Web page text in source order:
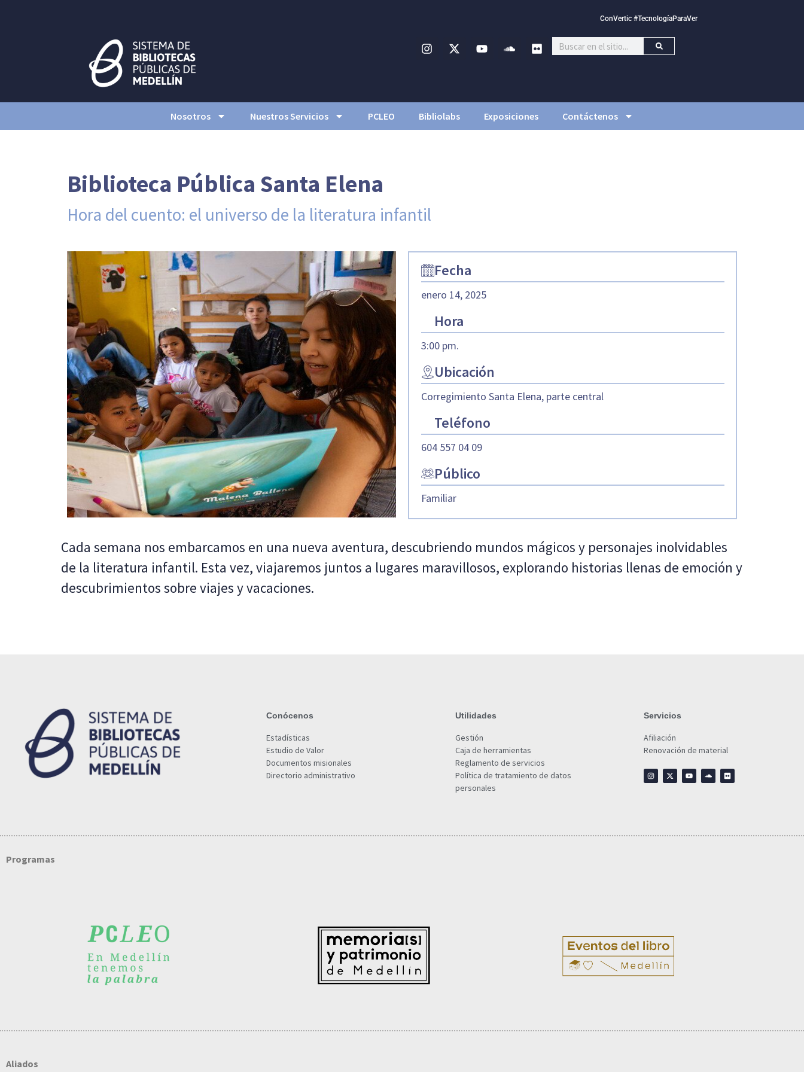
ConVertic #TecnologíaParaVer
Nosotros Nuestros Servicios PCLEO Bibliolabs Exposiciones Contáctenos
Biblioteca Pública Santa Elena
Hora del cuento: el universo de la literatura infantil
Fecha
enero 14, 2025
Hora
3:00 pm.
Ubicación
Corregimiento Santa Elena, parte central
Teléfono
604 557 04 09
Público
Familiar
Cada semana nos embarcamos en una nueva aventura, descubriendo mundos mágicos y personajes inolvidables
de la literatura infantil. Esta vez, viajaremos juntos a lugares maravillosos, explorando historias llenas de emoción y
descubrimientos sobre viajes y vacaciones.
Conócenos
Estadísticas
Estudio de Valor
Documentos misionales
Directorio administrativo
Utilidades
Gestión
Caja de herramientas
Reglamento de servicios
Política de tratamiento de datos
personales
Servicios
Afiliación
Renovación de material
Programas
Aliados